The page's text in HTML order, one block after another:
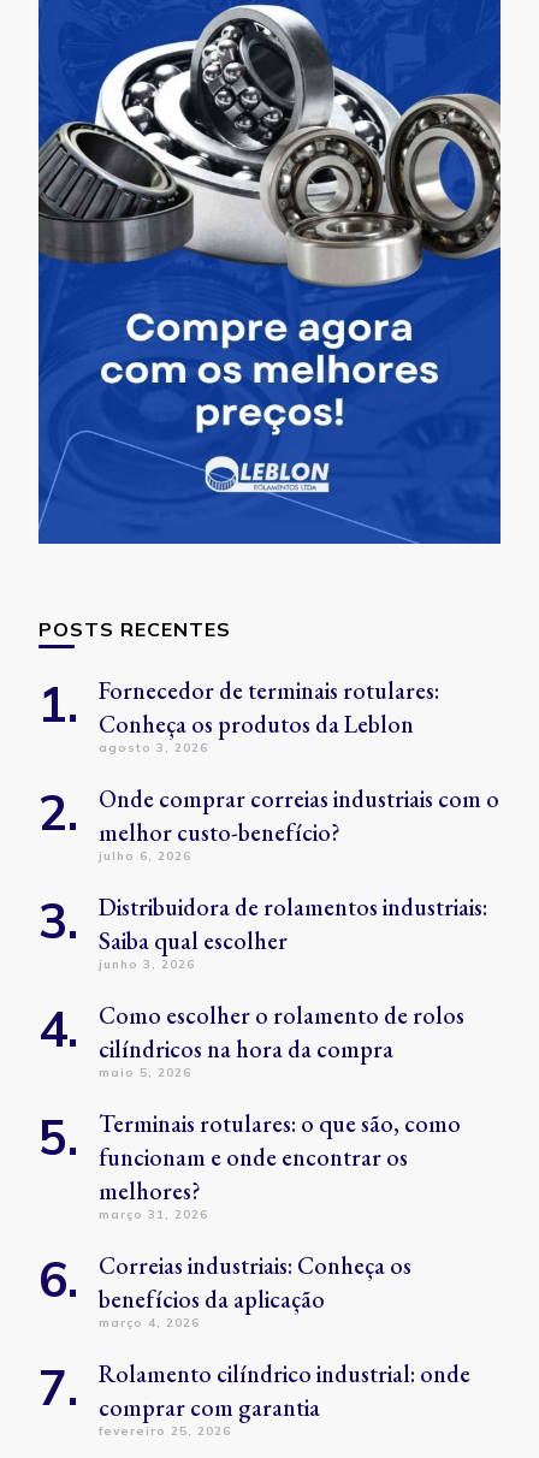
POSTS RECENTES
Fornecedor de terminais rotulares:
Conheça os produtos da Leblon
agosto 3, 2026
Onde comprar correias industriais com o
melhor custo-benefício?
julho 6, 2026
Distribuidora de rolamentos industriais:
Saiba qual escolher
junho 3, 2026
Como escolher o rolamento de rolos
cilíndricos na hora da compra
maio 5, 2026
Terminais rotulares: o que são, como
funcionam e onde encontrar os
melhores?
março 31, 2026
Correias industriais: Conheça os
benefícios da aplicação
março 4, 2026
Rolamento cilíndrico industrial: onde
comprar com garantia
fevereiro 25, 2026